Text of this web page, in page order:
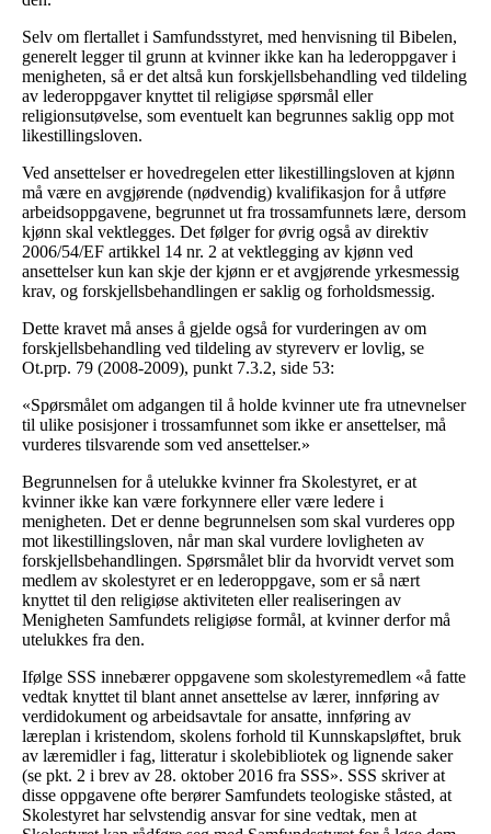
Selv om flertallet i Samfundsstyret, med henvisning til Bibelen,
generelt legger til grunn at kvinner ikke kan ha lederoppgaver i
menigheten, så er det altså kun forskjellsbehandling ved tildeling
av lederoppgaver knyttet til religiøse spørsmål eller
religionsutøvelse, som eventuelt kan begrunnes saklig opp mot
likestillingsloven.
Ved ansettelser er hovedregelen etter likestillingsloven at kjønn
må være en avgjørende (nødvendig) kvalifikasjon for å utføre
arbeidsoppgavene, begrunnet ut fra trossamfunnets lære, dersom
kjønn skal vektlegges. Det følger for øvrig også av direktiv
2006/54/EF artikkel 14 nr. 2 at vektlegging av kjønn ved
ansettelser kun kan skje der kjønn er et avgjørende yrkesmessig
krav, og forskjellsbehandlingen er saklig og forholdsmessig.
Dette kravet må anses å gjelde også for vurderingen av om
forskjellsbehandling ved tildeling av styreverv er lovlig, se
Ot.prp. 79 (2008-2009), punkt 7.3.2, side 53:
«Spørsmålet om adgangen til å holde kvinner ute fra utnevnelser
til ulike posisjoner i trossamfunnet som ikke er ansettelser, må
vurderes tilsvarende som ved ansettelser.»
Begrunnelsen for å utelukke kvinner fra Skolestyret, er at
kvinner ikke kan være forkynnere eller være ledere i
menigheten. Det er denne begrunnelsen som skal vurderes opp
mot likestillingsloven, når man skal vurdere lovligheten av
forskjellsbehandlingen. Spørsmålet blir da hvorvidt vervet som
medlem av skolestyret er en lederoppgave, som er så nært
knyttet til den religiøse aktiviteten eller realiseringen av
Menigheten Samfundets religiøse formål, at kvinner derfor må
utelukkes fra den.
Ifølge SSS innebærer oppgavene som skolestyremedlem «å fatte
vedtak knyttet til blant annet ansettelse av lærer, innføring av
verdidokument og arbeidsavtale for ansatte, innføring av
læreplan i kristendom, skolens forhold til Kunnskapsløftet, bruk
av læremidler i fag, litteratur i skolebibliotek og lignende saker
(se pkt. 2 i brev av 28. oktober 2016 fra SSS». SSS skriver at
disse oppgavene ofte berører Samfundets teologiske ståsted, at
Skolestyret har selvstendig ansvar for sine vedtak, men at